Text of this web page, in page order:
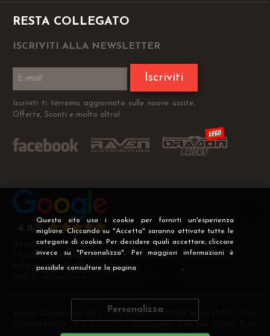
Questo sito usa i cookie per fornirti un'esperienza
migliore. Cliccando su "Accetta" saranno attivate tutte le
categorie di cookie. Per decidere quali accettare, cliccare
invece su "Personalizza". Per maggiori informazioni è
possibile consultare la pagina .
Personalizza
RESTA COLLEGATO
ISCRIVITI ALLA NEWSLETTER
Iscriviti
Iscriviti ti terremo aggiornato sulle nuove uscite,
Offerte, Sconti e molto altro!
Recensioni Verificate
I nostri clienti soddisfatti
valgono più di mille parole
Raven Distribution SRL - Via Fanin 30, 40026 Imola (BO) - P.Iva